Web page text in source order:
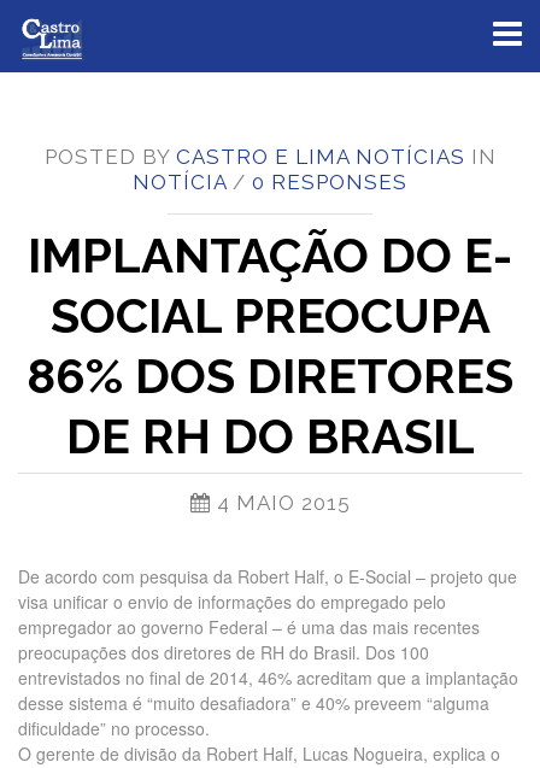
POSTED BY CASTRO E LIMA NOTÍCIAS IN
NOTÍCIA / 0 RESPONSES
IMPLANTAÇÃO DO E-
SOCIAL PREOCUPA
86% DOS DIRETORES
DE RH DO BRASIL
4 MAIO 2015
De acordo com pesquisa da Robert Half, o E-Social – projeto que
visa unificar o envio de informações do empregado pelo
empregador ao governo Federal – é uma das mais recentes
preocupações dos diretores de RH do Brasil. Dos 100
entrevistados no final de 2014, 46% acreditam que a implantação
desse sistema é “muito desafiadora” e 40% preveem “alguma
dificuldade” no processo.
O gerente de divisão da Robert Half, Lucas Nogueira, explica o